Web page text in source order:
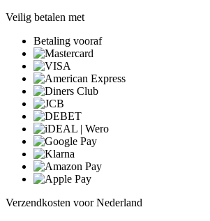
Veilig betalen met
Betaling vooraf
Verzendkosten voor Nederland